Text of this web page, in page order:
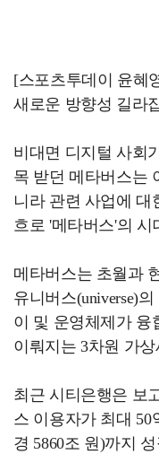
[스포츠투데이 윤혜
새로운 방향성 길라
비대면 디지털 사회
목 받던 메타버스는
니라 관련 사업에
흐로 '메타버스'의
메타버스는 초월과
유니버스(universe)
이 및 운영체제가 융
이뤄지는 3차원 가
최근 시티은행은 보
스 이용자가 최대 50
경 5860조 원)까지